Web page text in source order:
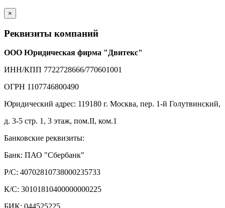
×
Реквизиты компаний
ООО Юридическая фирма "Двитекс"
ИНН/КПП 7722728666/770601001
ОГРН 1107746800490
Юридический адрес: 119180 г. Москва, пер. 1-й Голутвинский,
д. 3-5 стр. 1, 3 этаж, пом.II, ком.1
Банковские реквизиты:
Банк: ПАО "Сбербанк"
Р/С: 40702810738000235733
К/С: 30101810400000000225